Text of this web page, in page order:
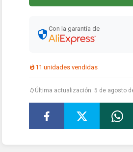
Con la garantía de
11 unidades vendidas
Última actualización: 5 de agosto